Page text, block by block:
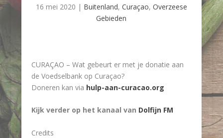
16 mei 2020 | Buitenland, Curaçao, Overzeese
Gebieden
CURAÇAO – Wat gebeurt er met je donatie aan
de Voedselbank op Curaçao?
Doneren kan via hulp-aan-curacao.org
Kijk verder op het kanaal van Dolfijn FM
Credits